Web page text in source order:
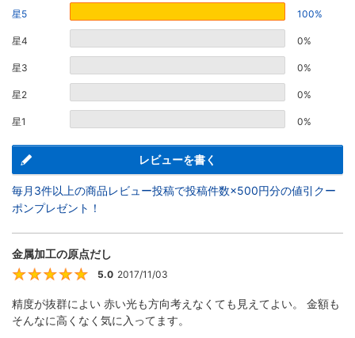
星5 100%
星4 0%
星3 0%
星2 0%
星1 0%
レビューを書く
毎月3件以上の商品レビュー投稿で投稿件数×500円分の値引クー
ポンプレゼント！
金属加工の原点だし
5.0 2017/11/03
精度が抜群によい 赤い光も方向考えなくても見えてよい。 金額も
そんなに高くなく気に入ってます。